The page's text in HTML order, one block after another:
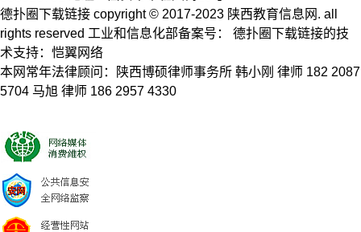
德扑圈下载链接 copyright © 2017-2023 陕西教育信息网. all
rights reserved 工业和信息化部备案号： 德扑圈下载链接的技
术支持：恺翼网络
本网常年法律顾问：陕西博硕律师事务所 韩小刚 律师 182 2087
5704 马旭 律师 186 2957 4330